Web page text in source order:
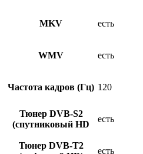
MKV есть
WMV есть
Частота кадров (Гц) 120
Тюнер DVB-S2
(спутниковый HD
есть
Тюнер DVB-T2
есть